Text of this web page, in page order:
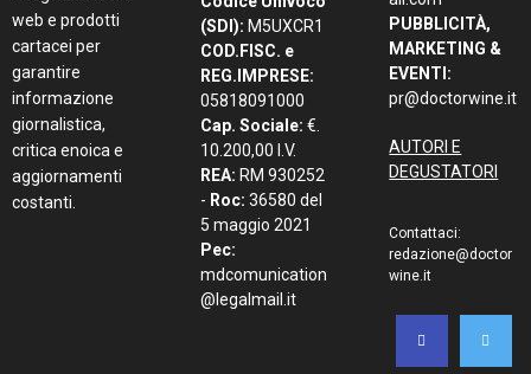
web e prodotti
cartacei per
garantire
informazione
giornalistica,
critica enoica e
aggiornamenti
costanti.
(SDI): M5UXCR1
COD.FISC. e
REG.IMPRESE:
05818091000
Cap. Sociale: €.
10.200,00 I.V.
REA: RM 930252
- Roc: 36580 del
5 maggio 2021
Pec:
mdcomunication
@legalmail.it
PUBBLICITÀ,
MARKETING &
EVENTI:
pr@doctorwine.it
AUTORI E
DEGUSTATORI
Contattaci:
redazione@doctor
wine.it